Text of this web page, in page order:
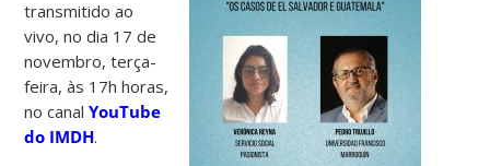
transmitido ao
vivo, no dia 17 de
novembro, terça-
feira, às 17h horas,
no canalYouTube
do IMDH.